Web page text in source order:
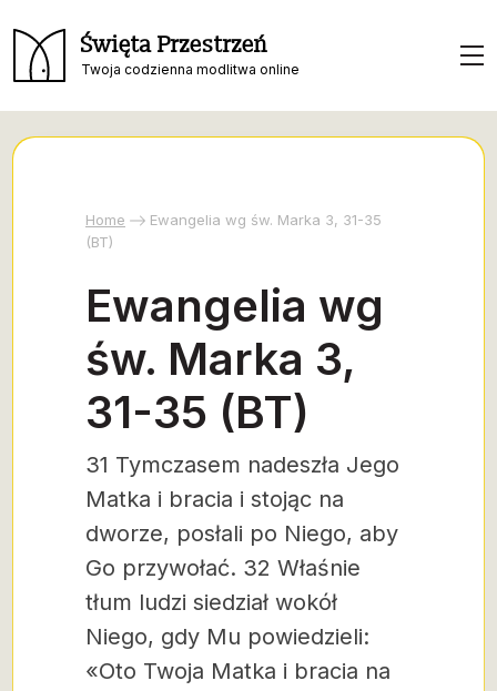
Święta Przestrzeń
Twoja codzienna modlitwa online
Home
Ewangelia wg św. Marka 3, 31-35
(BT)
Ewangelia wg
św. Marka 3,
31-35 (BT)
31 Tymczasem nadeszła Jego
Matka i bracia i stojąc na
dworze, posłali po Niego, aby
Go przywołać. 32 Właśnie
tłum ludzi siedział wokół
Niego, gdy Mu powiedzieli:
«Oto Twoja Matka i bracia na